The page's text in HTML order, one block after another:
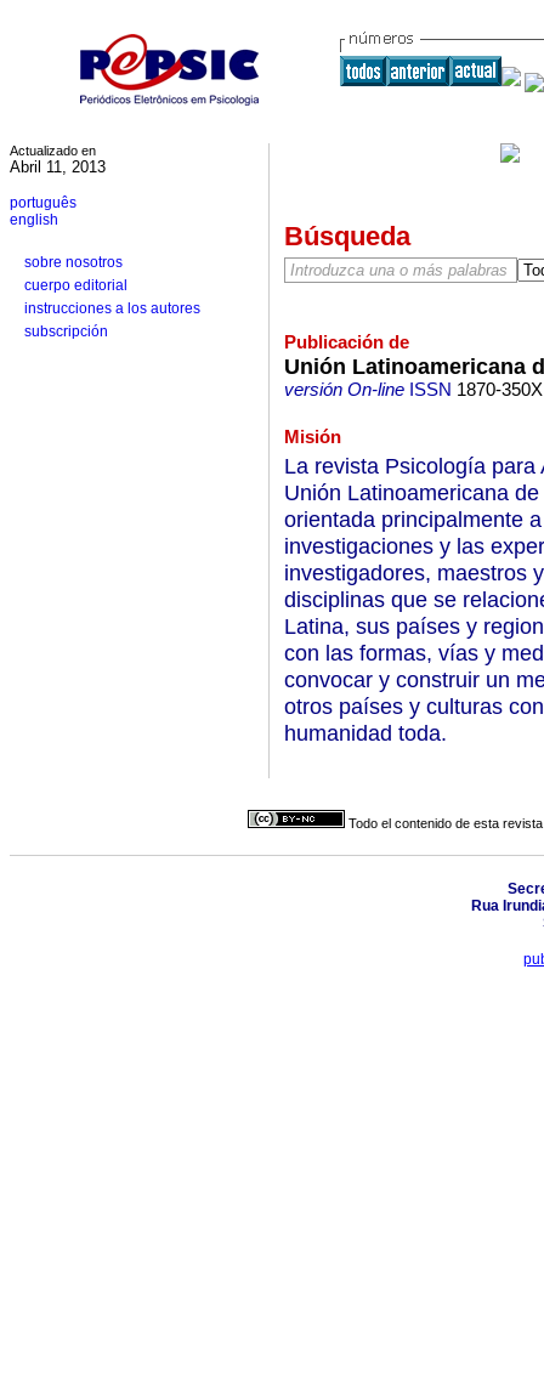
Actualizado en
Abril 11, 2013
português
english
sobre nosotros
cuerpo editorial
instrucciones a los autores
subscripción
Búsqueda
Publicación de
Unión Latinoamericana
versión On-lineISSN 1870-350X
Misión
La revista Psicología
Unión Latinoamericana
orientada principalmente
investigaciones y las
investigadores, maestros
disciplinas que se
Latina, sus países y
con las formas, vías y
convocar y construir un
otros países y culturas
humanidad toda.
Todo el contenido de esta
Rua